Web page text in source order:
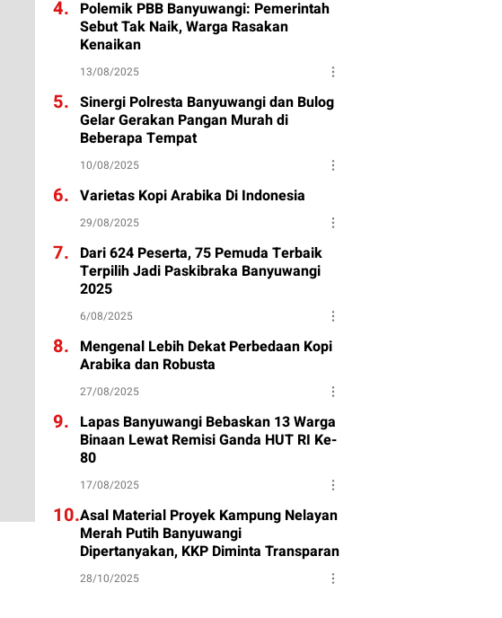
4. Polemik PBB Banyuwangi: Pemerintah
Sebut Tak Naik, Warga Rasakan
Kenaikan
13/08/2025
5. Sinergi Polresta Banyuwangi dan Bulog
Gelar Gerakan Pangan Murah di
Beberapa Tempat
10/08/2025
6. Varietas Kopi Arabika Di Indonesia
29/08/2025
7. Dari 624 Peserta, 75 Pemuda Terbaik
Terpilih Jadi Paskibraka Banyuwangi
2025
6/08/2025
8. Mengenal Lebih Dekat Perbedaan Kopi
Arabika dan Robusta
27/08/2025
9. Lapas Banyuwangi Bebaskan 13 Warga
Binaan Lewat Remisi Ganda HUT RI Ke-
80
17/08/2025
10.Asal Material Proyek Kampung Nelayan
Merah Putih Banyuwangi
Dipertanyakan, KKP Diminta Transparan
28/10/2025